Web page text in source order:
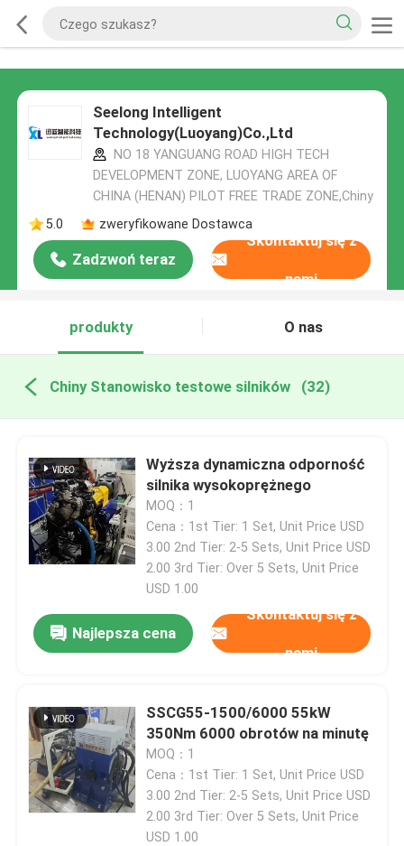
Seelong Intelligent
Technology(Luoyang)Co.,Ltd
NO 18 YANGUANG ROAD HIGH TECH
DEVELOPMENT ZONE, LUOYANG AREA OF
CHINA (HENAN) PILOT FREE TRADE ZONE,Chiny
5.0
zweryfikowane Dostawca
Zadzwoń teraz
Skontaktuj się z
nami
produkty O nas
Chiny Stanowisko testowe silników (32)
Wyższa dynamiczna odporność
silnika wysokoprężnego
MOQ：1
Cena：1st Tier: 1 Set, Unit Price USD
3.00 2nd Tier: 2-5 Sets, Unit Price USD
2.00 3rd Tier: Over 5 Sets, Unit Price
USD 1.00
Najlepsza cena
Skontaktuj się z
nami
SSCG55-1500/6000 55kW
350Nm 6000 obrotów na minutę
MOQ：1
Cena：1st Tier: 1 Set, Unit Price USD
3.00 2nd Tier: 2-5 Sets, Unit Price USD
2.00 3rd Tier: Over 5 Sets, Unit Price
USD 1.00